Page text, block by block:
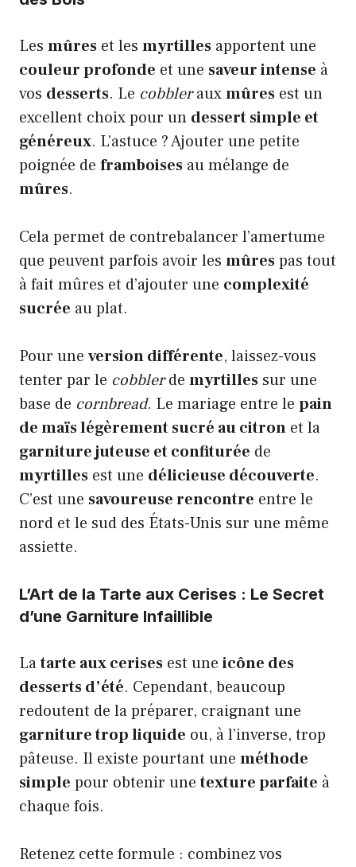
Les mûres et les myrtilles apportent une
couleur profonde et une saveur intense à
vos desserts. Le cobblerauxmûres est un
excellent choix pour un dessert simple et
généreux. L’astuce ? Ajouter une petite
poignée de framboises au mélange de
mûres.
Cela permet de contrebalancer l’amertume
que peuvent parfois avoir les mûrespas tout
à fait mûres et d’ajouter une complexité
sucrée au plat.
Pour une version différente, laissez-vous
tenter par le cobblerde myrtilles sur une
base de cornbread. Le mariage entre le pain
de maïs légèrement sucré au citron et la
garniture juteuse et confiturée de
myrtilles est une délicieuse découverte.
C’est une savoureuse rencontre entre le
nord et le sud des États-Unis sur une même
assiette.
L’Art de la Tarte aux Cerises : Le Secret
d’une Garniture Infaillible
Latarte aux cerises est une icône des
desserts d’été. Cependant, beaucoup
redoutent de la préparer, craignant une
garniture trop liquide ou, à l’inverse, trop
pâteuse. Il existe pourtant une méthode
simple pour obtenir unetexture parfaite à
chaque fois.
Retenez cette formule : combinez vos